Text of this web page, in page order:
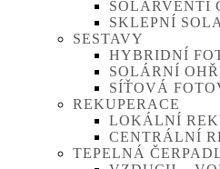
SOLARVENTI
SKLEPNÍ
SESTAVY
HYBRIDNÍ
SOLÁRNÍ
SÍŤOVÁ
REKUPERACE
LOKÁLNÍ
CENTRÁLNÍ
TEPELNÁ